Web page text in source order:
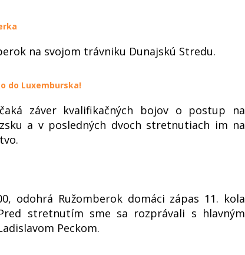
na svojom trávniku Dunajskú Stredu.
do Luxemburska!
záver kvalifikačných bojov o postup na
a v posledných dvoch stretnutiach im na
odohrá Ružomberok domáci zápas 11. kola
stretnutím sme sa rozprávali s hlavným
Peckom.